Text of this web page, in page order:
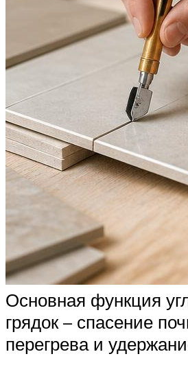
Основная функция
грядок – спасение
перегрева и